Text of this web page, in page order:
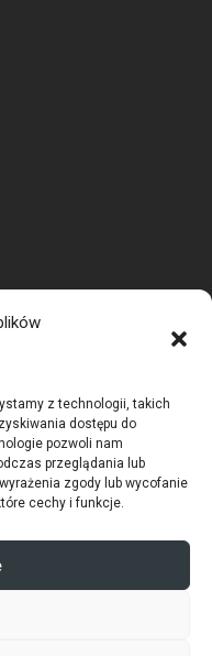
z technologii, takich
dostępu do
pozwoli nam
przeglądania lub
zgody lub wycofanie
cechy i funkcje.